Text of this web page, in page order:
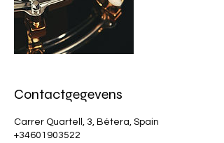
Contactgegevens
Carrer Quartell, 3, Bétera, Spain
+34601903522